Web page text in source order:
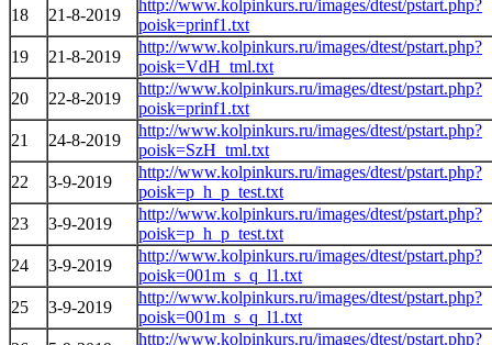
18
21-8-2019
http://www.kolpinkurs.ru/images/dtest/pstart.php?
poisk=prinf1.txt
19
21-8-2019
http://www.kolpinkurs.ru/images/dtest/pstart.php?
poisk=VdH_tml.txt
20
22-8-2019
http://www.kolpinkurs.ru/images/dtest/pstart.php?
poisk=prinf1.txt
21
24-8-2019
http://www.kolpinkurs.ru/images/dtest/pstart.php?
poisk=SzH_tml.txt
22
3-9-2019
http://www.kolpinkurs.ru/images/dtest/pstart.php?
poisk=p_h_p_test.txt
23
3-9-2019
http://www.kolpinkurs.ru/images/dtest/pstart.php?
poisk=p_h_p_test.txt
24
3-9-2019
http://www.kolpinkurs.ru/images/dtest/pstart.php?
poisk=001m_s_q_l1.txt
25
3-9-2019
http://www.kolpinkurs.ru/images/dtest/pstart.php?
poisk=001m_s_q_l1.txt
http://www.kolpinkurs.ru/images/dtest/pstart.php?